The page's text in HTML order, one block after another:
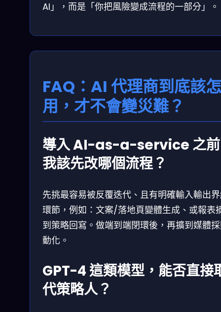
AI」，而是「你把風險變成流程的一部分」。
FAQ：AI 代理商到底該
用，才不會變災難？
導入 AI-as-a-service 之
我該先改哪個流程？
先挑最容易被反覆迭代、且有明確輸入輸出
環節，例如：文案/落地頁變體生成、或報表
到策略回寫。做端到端閉環後，再擴到媒體
動化。
GPT-4 這類模型，能否直接
代策略人？